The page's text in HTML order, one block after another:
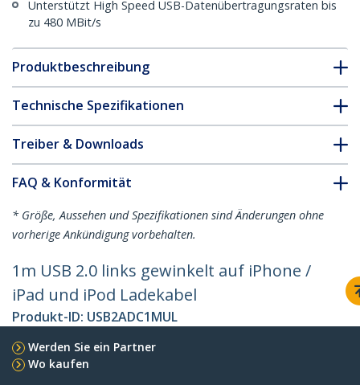
Unterstützt High Speed USB-Datenübertragungsraten bis
zu 480 MBit/s
Produktbeschreibung
Technische Spezifikationen
Treiber & Downloads
FAQ & Konformität
* Größe, Aussehen und Spezifikationen sind Änderungen ohne
vorherige Ankündigung vorbehalten.
1m USB 2.0 links gewinkelt auf iPhone /
iPad und iPod Ladekabel
Produkt-ID: USB2ADC1MUL
Werden Sie ein Partner
Wo kaufen